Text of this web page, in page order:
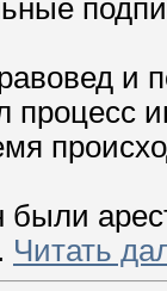
Читать